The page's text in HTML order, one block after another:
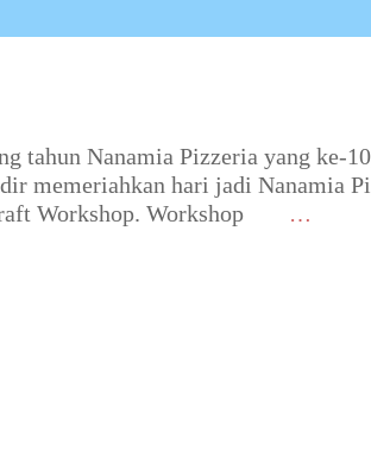
tahun Nanamia Pizzeria yang ke-
memeriahkan hari jadi Nanamia
Workshop. Workshop
…